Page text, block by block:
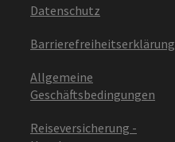
Datenschutz
Barrierefreiheitserklärung
Allgemeine
Geschäftsbedingungen
Reiseversicherung -